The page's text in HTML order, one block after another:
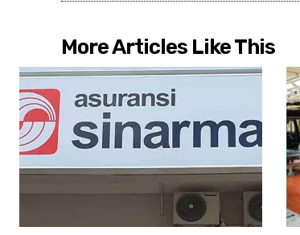
More Articles Like This